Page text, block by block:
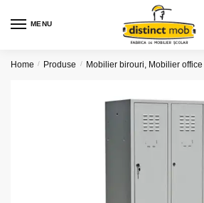
MENU
Home / Produse / Mobilier birouri, Mobilier office